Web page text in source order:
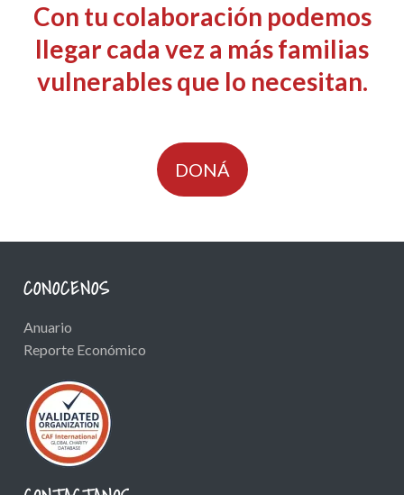
Con tu colaboración podemos
llegar cada vez a más familias
vulnerables que lo necesitan.
DONÁ
CONOCENOS
Anuario
Reporte Económico